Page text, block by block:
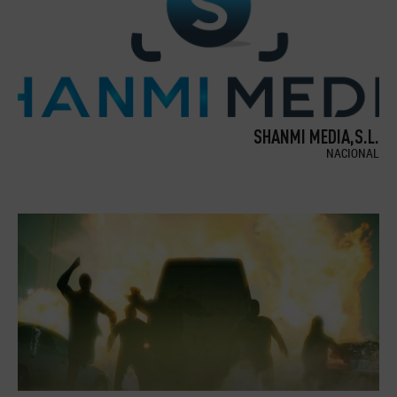
SHANMI MEDIA,S.L.
NACIONAL